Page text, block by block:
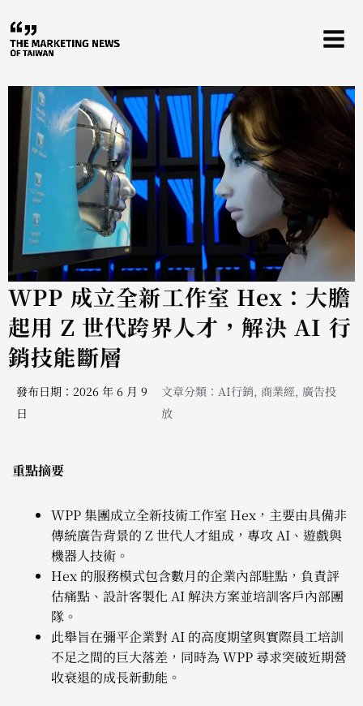
至
主
WPP 成立全新工作室 Hex：大膽
起用 Z 世代跨界人才，解決 AI 行
銷技能斷層
發布日期：2026 年 6 月 9
日
文章分類： AI行銷, 商業經, 廣告投
放
重點摘要
WPP 集團成立全新技術工作室 Hex，主要由具備非
傳統廣告背景的 Z 世代人才組成，專攻 AI、遊戲與
機器人技術。
Hex 的服務模式包含數月的企業內部駐點，負責評
估痛點、設計客製化 AI 解決方案並培訓客戶內部團
隊。
此舉旨在彌平企業對 AI 的高度期望與實際員工培訓
不足之間的巨大落差，同時為 WPP 尋求突破近期營
收衰退的成長新動能。